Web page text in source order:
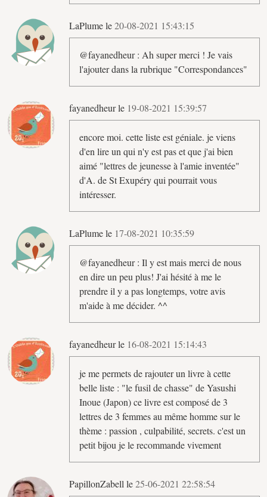
LaPlume le20-08-2021 15:43:15
@fayanedheur : Ah super merci ! Je vais
l'ajouter dans la rubrique "Correspondances"
fayanedheur le 19-08-2021 15:39:57
encore moi. cette liste est géniale. je viens
d'en lire un qui n'y est pas et que j'ai bien
aimé "lettres de jeunesse à l'amie inventée"
d'A. de St Exupéry qui pourrait vous
intéresser.
LaPlume le 17-08-2021 10:35:59
@fayanedheur : Il y est mais merci de nous
en dire un peu plus! J'ai hésité à me le
prendre il y a pas longtemps, votre avis
m'aide à me décider. ^^
fayanedheur le 16-08-2021 15:14:43
je me permets de rajouter un livre à cette
belle liste : "le fusil de chasse" de Yasushi
Inoue (Japon) ce livre est composé de 3
lettres de 3 femmes au même homme sur le
thème : passion , culpabilité, secrets. c'est un
petit bijou je le recommande vivement
PapillonZabell le25-06-2021 22:58:54